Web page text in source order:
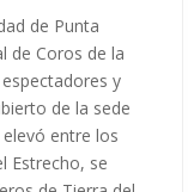
de Punta
de Coros de la
y
de la sede
entre los
Estrecho, se